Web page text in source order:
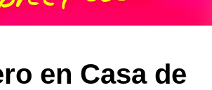
en Casa de